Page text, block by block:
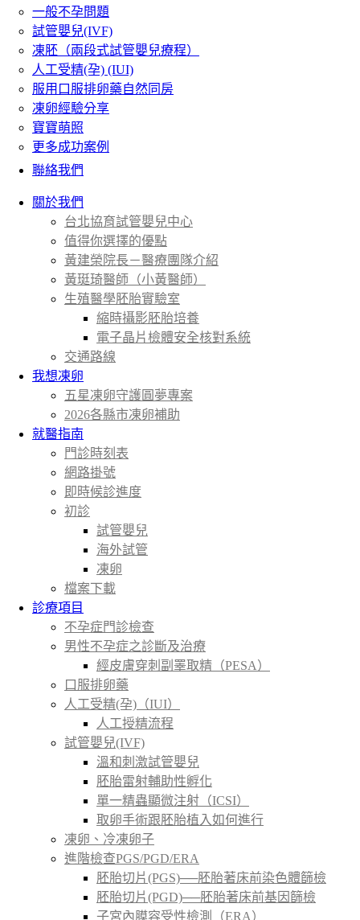
一般不孕問題
試管嬰兒(IVF)
凍胚（兩段式試管嬰兒療程）
人工受精(孕) (IUI)
服用口服排卵藥自然同房
凍卵經驗分享
寶寶萌照
更多成功案例
聯絡我們
關於我們
台北協育試管嬰兒中心
值得你選擇的優點
黃建榮院長－醫療團隊介紹
黃珽琦醫師（小黃醫師）
生殖醫學胚胎實驗室
縮時攝影胚胎培養
電子晶片檢體安全核對系統
交通路線
我想凍卵
五星凍卵守護圓夢專案
2026各縣市凍卵補助
就醫指南
門診時刻表
網路掛號
即時候診進度
初診
試管嬰兒
海外試管
凍卵
檔案下載
診療項目
不孕症門診檢查
男性不孕症之診斷及治療
經皮膚穿刺副睪取精（PESA）
口服排卵藥
人工受精(孕)（IUI）
人工授精流程
試管嬰兒(IVF)
溫和刺激試管嬰兒
胚胎雷射輔助性孵化
單一精蟲顯微注射（ICSI）
取卵手術跟胚胎植入如何進行
凍卵、冷凍卵子
進階檢查PGS/PGD/ERA
胚胎切片(PGS)──胚胎著床前染色體篩檢
胚胎切片(PGD)──胚胎著床前基因篩檢
子宮內膜容受性檢測（ERA）